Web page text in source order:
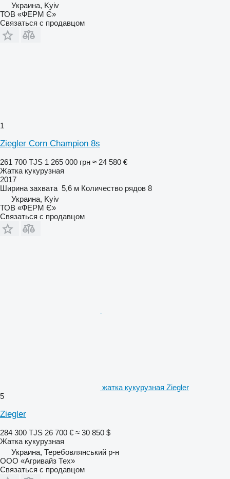
Украина, Kyiv
ТОВ «ФЕРМ Є»
Связаться с продавцом
1
Ziegler Corn Champion 8s
261 700 TJS 1 265 000 грн ≈ 24 580 €
Жатка кукурузная
2017
Ширина захвата 5,6 м Количество рядов 8
Украина, Kyiv
ТОВ «ФЕРМ Є»
Связаться с продавцом
жатка кукурузная Ziegler
5
Ziegler
284 300 TJS 26 700 € ≈ 30 850 $
Жатка кукурузная
Украина, Теребовлянський р-н
ООО «Агривайз Тех»
Связаться с продавцом